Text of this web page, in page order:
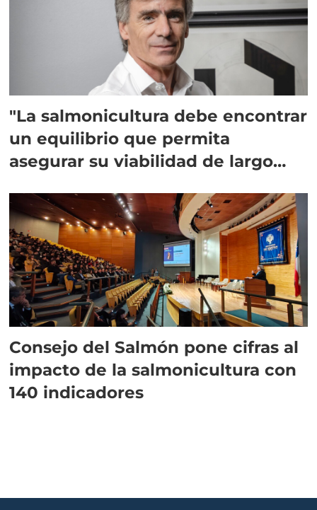
"La salmonicultura debe encontrar
un equilibrio que permita
asegurar su viabilidad de largo
Consejo del Salmón pone cifras al
impacto de la salmonicultura con
140 indicadores